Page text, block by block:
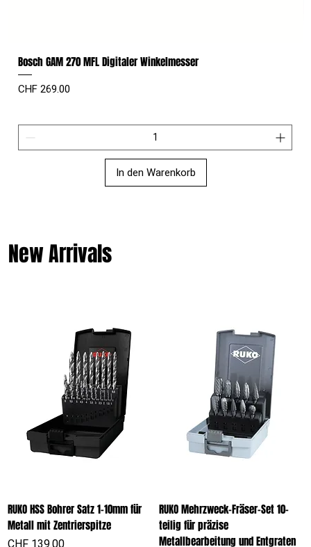
New Arrivals
RUKO HSS Bohrer Satz 1-10mm für
Metall mit Zentrierspitze
Preis
CHF 139.00
RUKO Mehrzweck-Fräser-Set 10-
teilig für präzise
Metallbearbeitung und Entgraten
Bosch GAM 270 MFL Digitaler Winkelmesser
Preis
CHF 269.00
In den Warenkorb